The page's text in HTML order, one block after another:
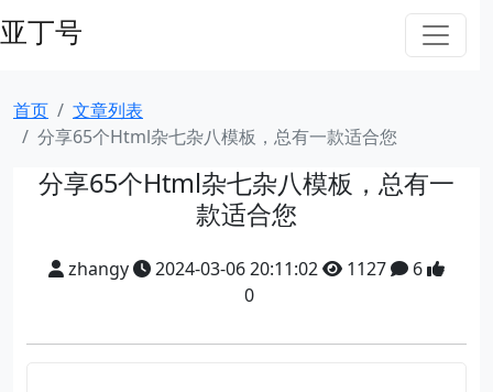
亚丁号
首页
文章列表
分享65个Html杂七杂八模板，总有一款适合您
分享65个Html杂七杂八模板，总有一
款适合您
zhangy 2024-03-06 20:11:02 1127
6
0